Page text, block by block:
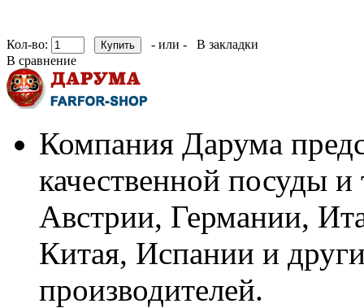
Кол-во: - или -
В закладки
В сравнение
Компания Дарума
качественной посуды
Австрии, Германии,
Китая, Испании и
производителей.